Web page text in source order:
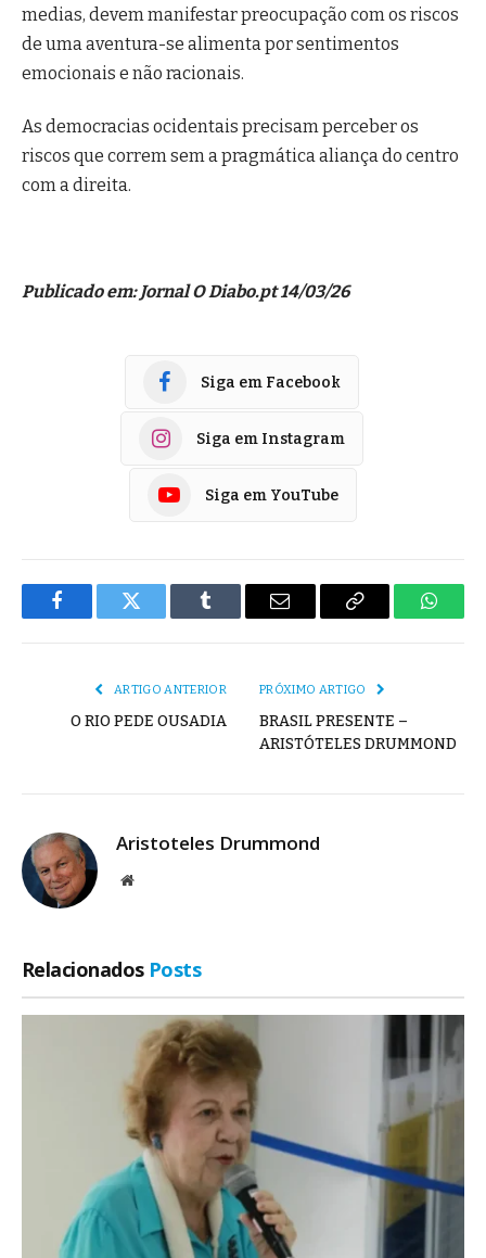
medias, devem manifestar preocupação com os riscos
de uma aventura-se alimenta por sentimentos
emocionais e não racionais.
As democracias ocidentais precisam perceber os
riscos que correm sem a pragmática aliança do centro
com a direita.
Publicado em: Jornal O Diabo.pt 14/03/26
Siga em Facebook
Siga em Instagram
Siga em YouTube
FacebookTwitter Tumblr
E-
Copiar
ARTIGO ANTERIOR
O RIO PEDE OUSADIA
PRÓXIMO ARTIGO
BRASIL PRESENTE –
ARISTÓTELES DRUMMOND
Aristoteles Drummond
Site
Relacionados Posts